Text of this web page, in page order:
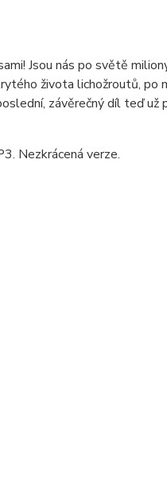
Jsou nás po světě
života lichožroutů, po
závěrečný díl teď už
Nezkrácená verze.